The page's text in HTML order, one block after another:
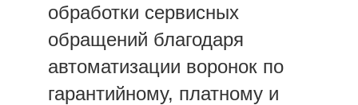
обработки сервисных
обращений благодаря
автоматизации воронок по
гарантийному, платному и